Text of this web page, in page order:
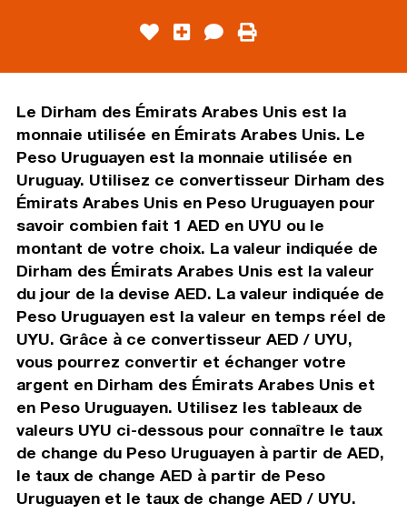
Le Dirham des Émirats Arabes Unis est la
monnaie utilisée en Émirats Arabes Unis. Le
Peso Uruguayen est la monnaie utilisée en
Uruguay. Utilisez ce convertisseur Dirham des
Émirats Arabes Unis en Peso Uruguayen pour
savoir combien fait 1 AED en UYU ou le
montant de votre choix. La valeur indiquée de
Dirham des Émirats Arabes Unis est la valeur
du jour de la devise AED. La valeur indiquée de
Peso Uruguayen est la valeur en temps réel de
UYU. Grâce à ce convertisseur AED / UYU,
vous pourrez convertir et échanger votre
argent en Dirham des Émirats Arabes Unis et
en Peso Uruguayen. Utilisez les tableaux de
valeurs UYU ci-dessous pour connaître le taux
de change du Peso Uruguayen à partir de AED,
le taux de change AED à partir de Peso
Uruguayen et le taux de change AED / UYU.